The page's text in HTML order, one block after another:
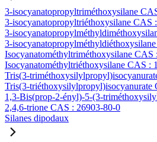
3-isocyanatopropyltriméthoxysilane
3-isocyanatopropyltriéthoxysilane CAS
3-
3-
Isocyanatométhyltriméthoxysilane CAS
Isocyanatométhyltriéthoxysilane CAS :
Tris(3-
Tris(3-triéthoxysilylpropyl)isocyanurate
1,3-Bis(prop-2-ényl)-5-(3-
2,4,6-trione CAS : 26903-80-0
Silanes dipodaux